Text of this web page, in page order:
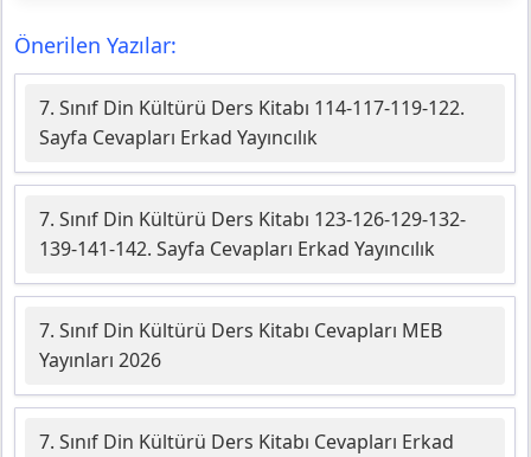
Önerilen Yazılar:
7. Sınıf Din Kültürü Ders Kitabı 114-117-119-122.
Sayfa Cevapları Erkad Yayıncılık
7. Sınıf Din Kültürü Ders Kitabı 123-126-129-132-
139-141-142. Sayfa Cevapları Erkad Yayıncılık
7. Sınıf Din Kültürü Ders Kitabı Cevapları MEB
Yayınları 2026
7. Sınıf Din Kültürü Ders Kitabı Cevapları Erkad